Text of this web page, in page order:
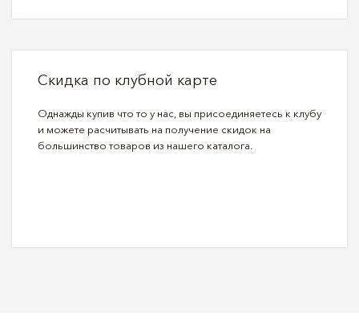
Скидка по клубной карте
Однажды купив что то у нас, вы присоединяетесь к клубу
и можете расчитывать на получение скидок на
большинство товаров из нашего каталога.